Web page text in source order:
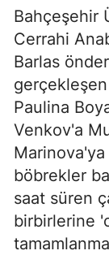
Bahçeşehir
Cerrahi
Barlas
Paulina
Venkov'a
böbrekler
saat süren
birbirlerine